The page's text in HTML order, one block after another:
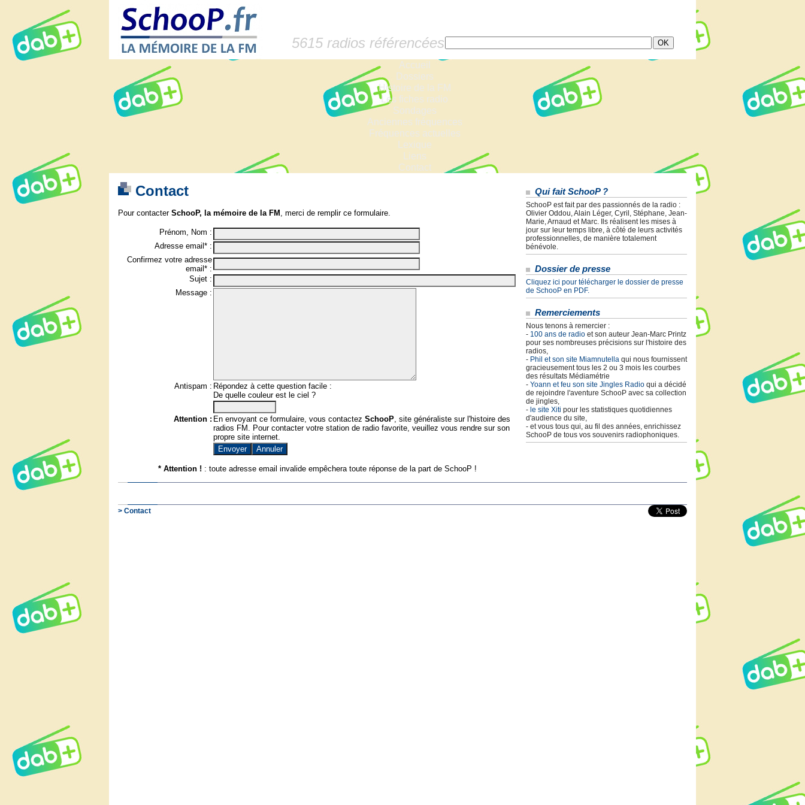
5615 radios référencées
Accueil
Dossiers
Histoire de la FM
Les fiches radio
Sondages
Anciennes fréquences
Fréquences actuelles
Lexique
Liens
Contact
Contact
Pour contacter SchooP, la mémoire de la FM , merci de remplir ce formulaire.
Prénom, Nom :
Adresse email* :
Confirmez votre adresse
email* :
Sujet :
Message :
Antispam : Répondez à cette question facile :
De quelle couleur est le ciel ?
Attention : En envoyant ce formulaire, vous contactez SchooP, site généraliste sur l'histoire des
radios FM. Pour contacter votre station de radio favorite, veuillez vous rendre sur son
propre site internet.
* Attention ! : toute adresse email invalide empêchera toute réponse de la part de SchooP !
Qui fait SchooP ?
SchooP est fait par des passionnés de la radio :
Olivier Oddou, Alain Léger, Cyril, Stéphane, Jean-
Marie, Arnaud et Marc. Ils réalisent les mises à
jour sur leur temps libre, à côté de leurs activités
professionnelles, de manière totalement
bénévole.
Dossier de presse
Cliquez ici pour télécharger le dossier de presse
de SchooP en PDF.
Remerciements
Nous tenons à remercier :
- 100 ans de radio et son auteur Jean-Marc Printz
pour ses nombreuses précisions sur l'histoire des
radios,
- Phil et son site Miamnutella qui nous fournissent
gracieusement tous les 2 ou 3 mois les courbes
des résultats Médiamétrie
- Yoann et feu son site Jingles Radio qui a décidé
de rejoindre l'aventure SchooP avec sa collection
de jingles,
- le site Xiti pour les statistiques quotidiennes
d'audience du site,
- et vous tous qui, au fil des années, enrichissez
SchooP de tous vos souvenirs radiophoniques.
> Contact